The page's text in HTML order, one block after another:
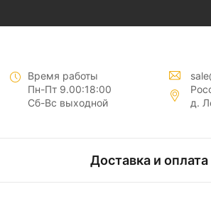
Время работы
Пн-Пт 9.00:18:00
Сб-Вс выходной
д.
Доставка и оплата